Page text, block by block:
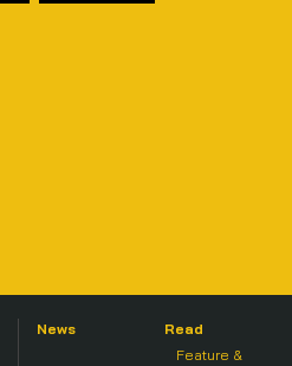
News
Read
Feature &